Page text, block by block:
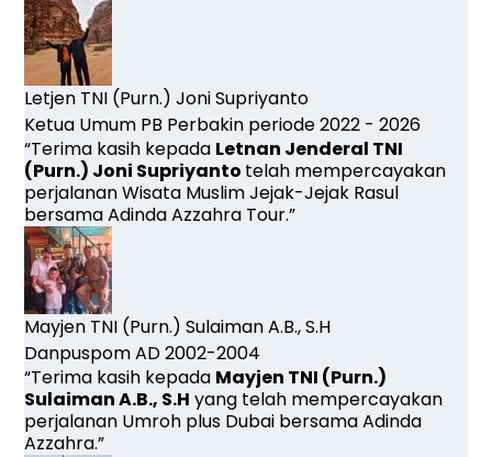
Letjen TNI (Purn.) Joni Supriyanto
Ketua Umum PB Perbakin periode 2022 - 2026
“Terima kasih kepada Letnan Jenderal TNI
(Purn.) Joni Supriyanto telah mempercayakan
perjalanan Wisata Muslim Jejak-Jejak Rasul
bersama Adinda Azzahra Tour.”
Mayjen TNI (Purn.) Sulaiman A.B., S.H
Danpuspom AD 2002-2004
“Terima kasih kepada Mayjen TNI (Purn.)
Sulaiman A.B., S.H yang telah mempercayakan
perjalanan Umroh plus Dubai bersama Adinda
Azzahra.”